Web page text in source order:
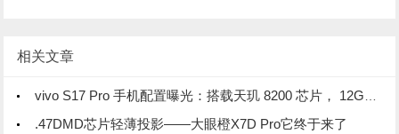
相关文章
vivo S17 Pro 手机配置曝光：搭载天玑 8200 芯片， 12GB 内存
.47DMD芯片轻薄投影——大眼橙X7D Pro它终于来了